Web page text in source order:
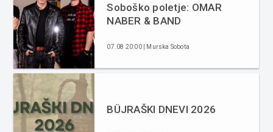
Soboško poletje: OMAR
NABER & BAND
07.08 20:00 | Murska Sobota
BÜJRAŠKI DNEVI 2026